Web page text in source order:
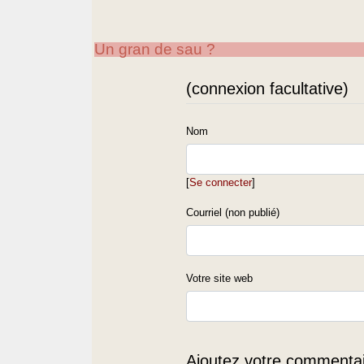
Un gran de sau ?
(connexion facultative)
Nom
[Se connecter]
Courriel (non publié)
Votre site web